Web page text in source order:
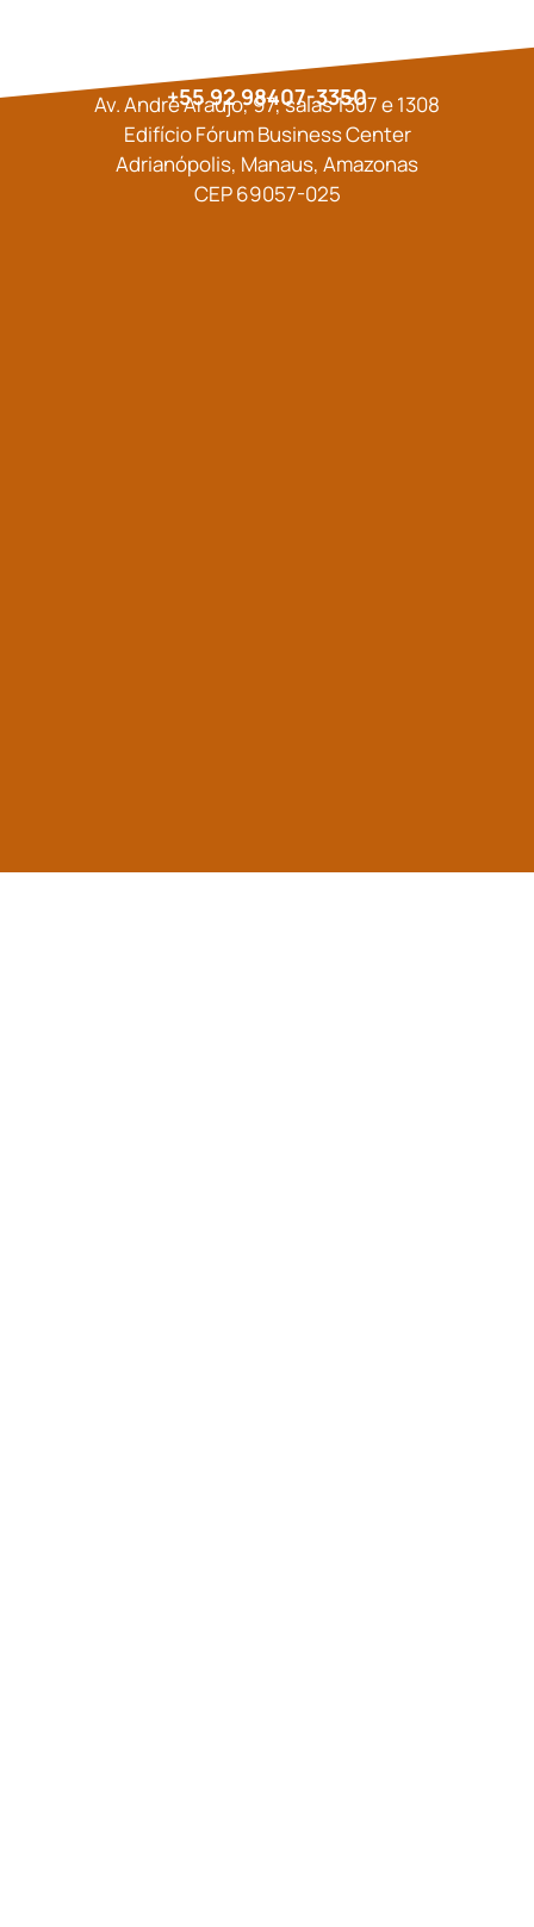
+55 92 98407-3350
Av. André Araújo, 97, salas 1307 e 1308
Edifício Fórum Business Center
Adrianópolis, Manaus, Amazonas
CEP 69057-025